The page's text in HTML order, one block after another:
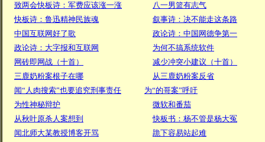
致两会快板诗：军费应该涨一涨
八一男篮有志气
快板诗：鲁迅精神民族魂
叙事诗：决不能走这条路
中国互联网好了歌
政论诗：中国网德争第一
政论诗：大字报和互联网
为何不搞系统软件
网砖即网战（十首）
减少冲突小建议（十首）
三鹿奶粉案根子在哪
从三鹿奶粉案反省
闻“人肉搜索”也要追究刑事责任
为“的哥案”呼吁
为性神秘辩护
微软和番茄
从秋叶原杀人案想到
快板书：杨不管是杨大冤
闻北师大某教授博客开骂
跪下容易站起难